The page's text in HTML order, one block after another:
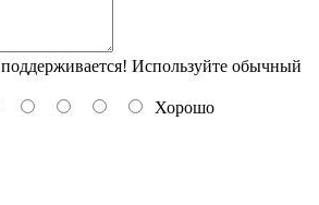
Используйте обычный
Хорошо